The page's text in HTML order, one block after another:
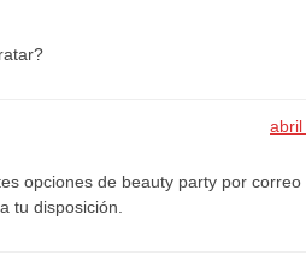
abril
opciones de beauty party por
tu disposición.